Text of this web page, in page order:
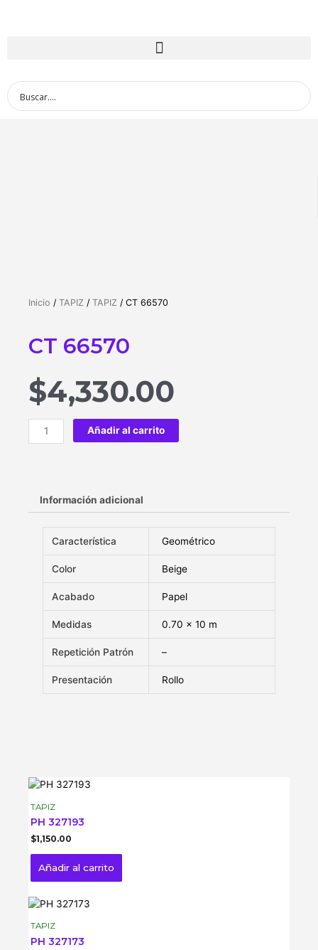
Inicio / TAPIZ / TAPIZ / CT 66570
CT 66570
$4,330.00
Añadir al carrito
Información adicional
Característica Geométrico
Color Beige
Acabado Papel
Medidas 0.70 x 10 m
Repetición Patrón –
Presentación Rollo
TAPIZ
PH 327193
$1,150.00
Añadir al carrito
TAPIZ
PH 327173